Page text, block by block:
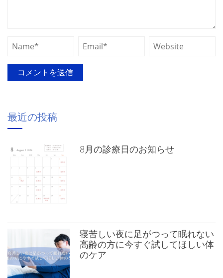
最近の投稿
8月の診療日のお知らせ
寝苦しい夜に足がつって眠れない
高齢の方に今すぐ試してほしい体
のケア